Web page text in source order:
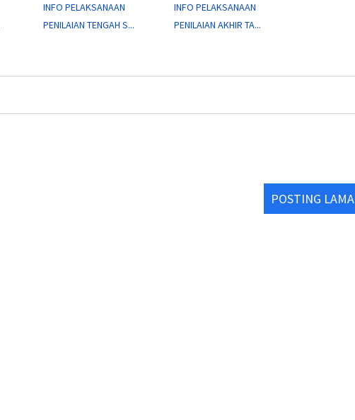
INFO PELAKSANAAN
PENILAIAN TENGAH S...
INFO PELAKSANAAN
PENILAIAN AKHIR TA...
POSTING LAMA